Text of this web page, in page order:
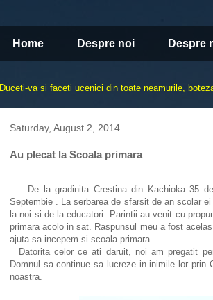
Home Despre noi Despre
Duceti-va si faceti ucenici din toate neamurile,
Saturday, August 2, 2014
Au plecat la Scoala primara
De la gradinita Crestina din Kachioka 35
Septembie . La serbarea de sfarsit de an scolar
la noi si de la educatori. Parintii au venit cu
primara acolo in sat. Raspunsul meu a fost
ajuta sa incepem si scoala primara.
Datorita celor ce ati daruit, noi am pregatit
Domnul sa continue sa lucreze in inimile lor
noastra.